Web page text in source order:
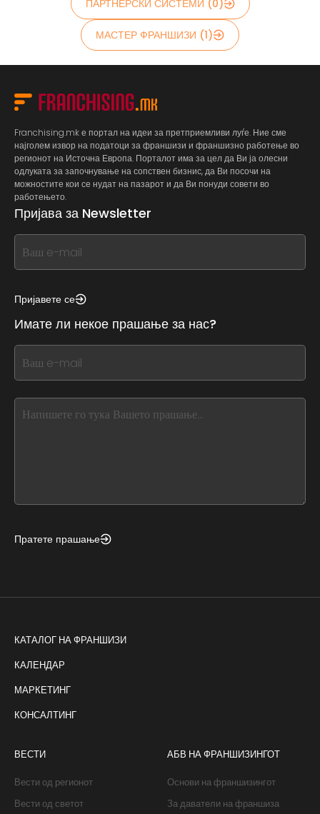
ПАРТНЕРСКИ СИСТЕМИ (0)
МАСТЕР ФРАНШИЗИ (1)
Franchising.mk е портал на идеи за претприемливи луѓе. Ние сме
најголем извор на податоци за франшизи и франшизно работење во
регионот на Источна Европа. Порталот има за цел да Ви ја олесни
одлуката за започнување на сопствен бизнис, да Ви посочи на
можностите кои се нудат на пазарот и да Ви понуди совети во
работењето.
Пријава за Newsletter
If
you
this,
this
form
field
blank
Пријавете се
Имате ли некое прашање за нас?
If
you
this,
Пратете прашање
КАТАЛОГ НА ФРАНШИЗИ
КАЛЕНДАР
МАРКЕТИНГ
КОНСАЛТИНГ
ВЕСТИ
Вести од регионот
Вести од светот
АБВ НА ФРАНШИЗИНГОТ
Основи на франшизингот
За даватели на франшиза